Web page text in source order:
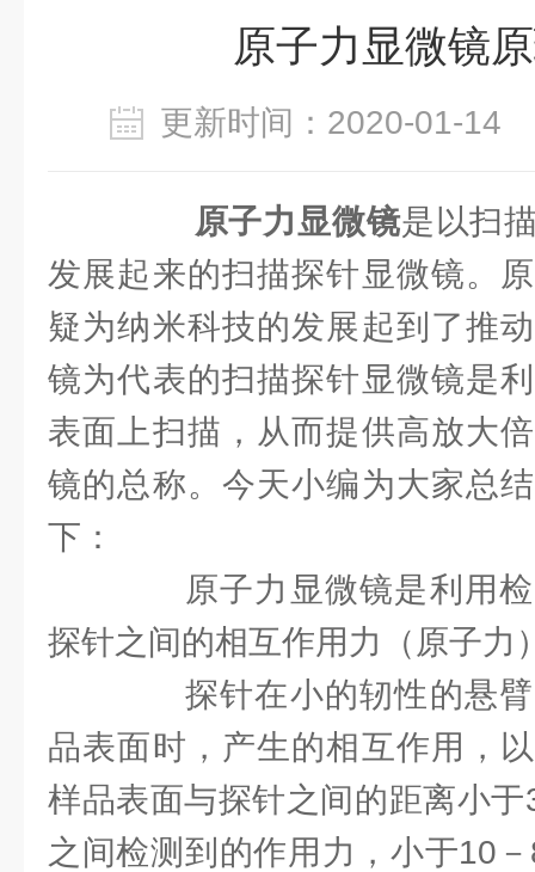
原子力显微镜
更新时间：2020-01-
原子力显微镜是以扫
发展起来的扫描探针显微镜。
疑为纳米科技的发展起到了推
镜为代表的扫描探针显微镜是
表面上扫描，从而提供高放大
镜的总称。今天小编为大家总
下：
原子力显微镜是利用检
探针之间的相互作用力（原子力
探针在小的轫性的悬臂
品表面时，产生的相互作用，
样品表面与探针之间的距离小
之间检测到的作用力，小于10